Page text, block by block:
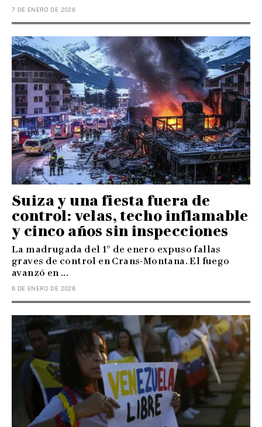
7 DE ENERO DE 2026
Suiza y una fiesta fuera de
control: velas, techo inflamable
y cinco años sin inspecciones
La madrugada del 1° de enero expuso fallas
graves de control en Crans-Montana. El fuego
avanzó en ...
6 DE ENERO DE 2026